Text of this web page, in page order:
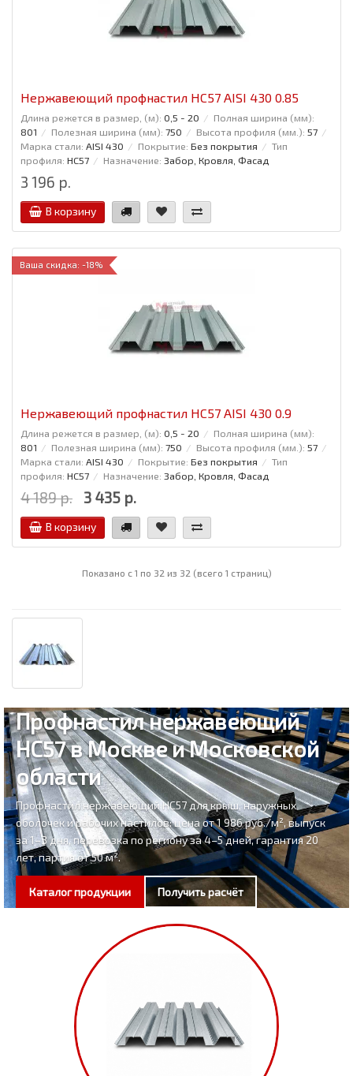
Нержавеющий профнастил НС57 AISI 430 0.85
Длина режется в размер, (м): 0,5 - 20
Полная ширина (мм):
801
Полезная ширина (мм): 750 Высота профиля (мм.): 57
Марка стали: AISI 430 Покрытие: Без покрытия
Тип
профиля: НС57 Назначение: Забор, Кровля, Фасад
3 196 р.
В корзину
Ваша скидка: -18%
Нержавеющий профнастил НС57 AISI 430 0.9
Длина режется в размер, (м): 0,5 - 20
Полная ширина (мм):
801
Полезная ширина (мм): 750 Высота профиля (мм.): 57
Марка стали: AISI 430 Покрытие: Без покрытия
Тип
профиля: НС57 Назначение: Забор, Кровля, Фасад
4 189 р. 3 435 р.
В корзину
Показано с 1 по 32 из 32 (всего 1 страниц)
Профнастил нержавеющий
НС57 в Москве и Московской
области
Профнастил нержавеющий НС57 для крыш, наружных
оболочек и рабочих настилов: цена от 1 986 руб./м², выпуск
за 1–3 дня, перевозка по региону за 4–5 дней, гарантия 20
лет, партия от 50 м².
Каталог продукции Получить расчёт